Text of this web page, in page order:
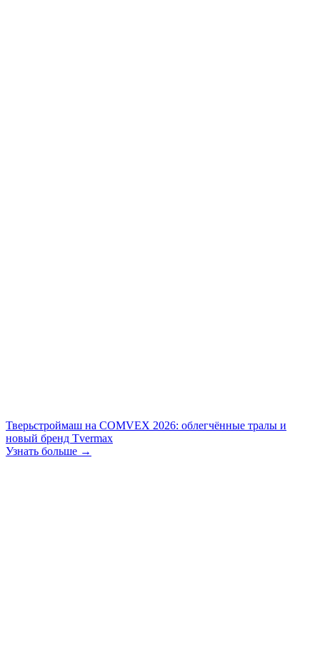
Тверьстроймаш на COMVEX 2026: облегчённые тралы и
новый бренд Tvermax
Узнать больше →